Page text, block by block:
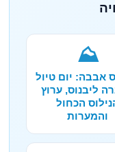
⛰️
אבבה: יום טיול
ליבנוס, ערוץ
הכחול
והמערות